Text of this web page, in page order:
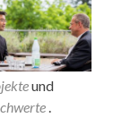
und
.